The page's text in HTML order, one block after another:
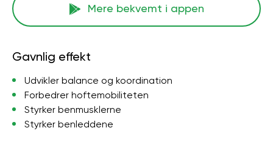
Mere bekvemt i appen
Gavnlig effekt
Udvikler balance og koordination
Forbedrer hoftemobiliteten
Styrker benmusklerne
Styrker benleddene